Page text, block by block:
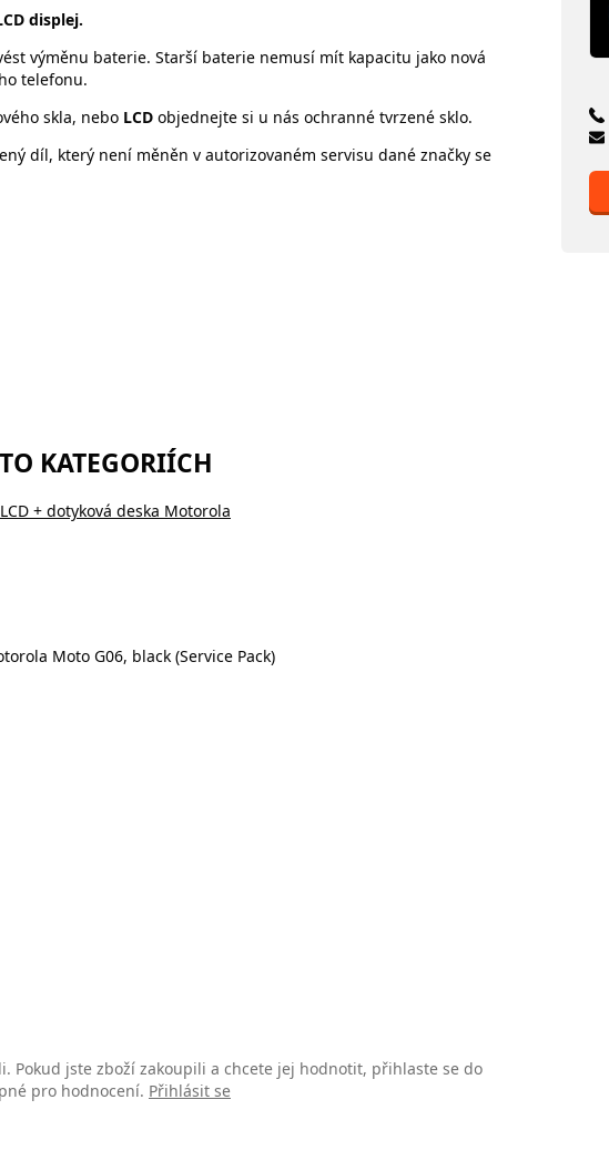
displej.
výměnu baterie. Starší baterie nemusí mít kapacitu jako nová
telefonu.
skla, nebo LCD objednejte si u nás ochranné tvrzené sklo.
díl, který není měněn v autorizovaném servisu dané značky se
KATEGORIÍCH
+ dotyková deska Motorola
Moto G06, black (Service Pack)
Pokud jste zboží zakoupili a chcete jej hodnotit, přihlaste se do
pro hodnocení. Přihlásit se